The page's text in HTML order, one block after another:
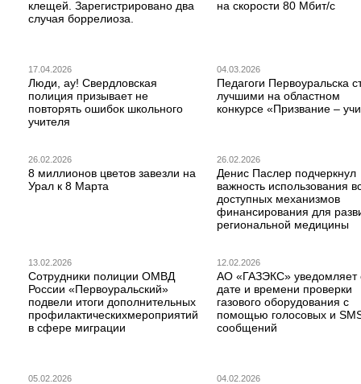
клещей. Зарегистрировано два
случая боррелиоза.
на скорости 80 Мбит/с
17.04.2026
Люди, ау! Свердловская
полиция призывает не
повторять ошибок школьного
учителя
04.03.2026
Педагоги Первоуральска
лучшими на областном
конкурсе «Призвание –
26.02.2026
8 миллионов цветов завезли на
Урал к 8 Марта
26.02.2026
Денис Паслер подчеркнул
важность использования
доступных механизмов
финансирования для
региональной медицины
13.02.2026
Сотрудники полиции ОМВД
России «Первоуральский»
подвели итоги дополнительных
профилактическихмероприятий
в сфере миграции
12.02.2026
АО «ГАЗЭКС» уведомляет
дате и времени проверки
газового оборудования с
помощью голосовых и
сообщений
05.02.2026 04.02.2026